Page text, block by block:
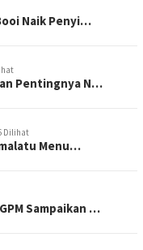
Naik Penyi…
Pentingnya N…
Dilihat
Menu…
Sampaikan …